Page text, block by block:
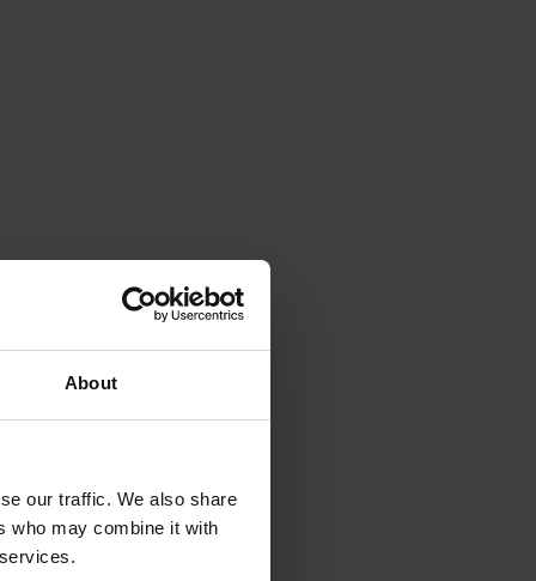
About
our traffic. We also share
who may combine it with